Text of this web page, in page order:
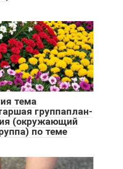
тема
группаплан-
(окружающий
по теме